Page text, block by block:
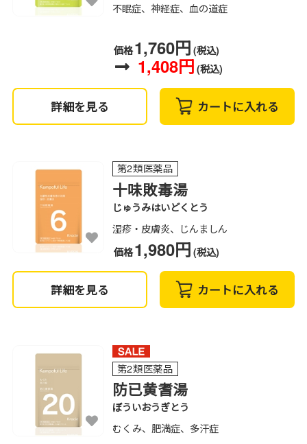
不眠症、神経症、血の道症
価格1,760円 (税込)
1,408円 (税込)
詳細を見る カートに入れる
第2類医薬品
十味敗毒湯
じゅうみはいどくとう
湿疹・皮膚炎、じんましん
価格1,980円 (税込)
詳細を見る カートに入れる
第2類医薬品
防已黄耆湯
ぼういおうぎとう
むくみ、肥満症、多汗症